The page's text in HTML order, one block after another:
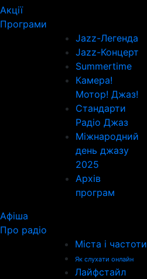
Акції
Програми
Jazz-Легенда
Jazz-Концерт
Summertime
Камера!
Мотор! Джаз!
Стандарти
Радіо Джаз
Міжнародний
день джазу
2025
Архів
програм
Афіша
Про радіо
Міста і частоти
Як слухати онлайн
Лайфстайл